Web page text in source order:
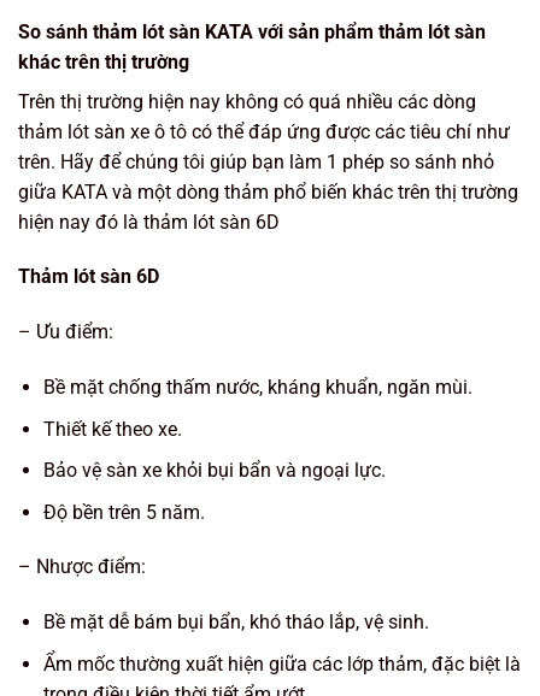
So sánh thảm lót sàn KATA với sản phẩm thảm lót sàn
khác trên thị trường
Trên thị trường hiện nay không có quá nhiều các dòng
thảm lót sàn xe ô tô có thể đáp ứng được các tiêu chí như
trên. Hãy để chúng tôi giúp bạn làm 1 phép so sánh nhỏ
giữa KATA và một dòng thảm phổ biến khác trên thị trường
hiện nay đó là thảm lót sàn 6D
Thảm lót sàn 6D
– Ưu điểm:
Bề mặt chống thấm nước, kháng khuẩn, ngăn mùi.
Thiết kế theo xe.
Bảo vệ sàn xe khỏi bụi bẩn và ngoại lực.
Độ bền trên 5 năm.
– Nhược điểm:
Bề mặt dễ bám bụi bẩn, khó tháo lắp, vệ sinh.
Ẩm mốc thường xuất hiện giữa các lớp thảm, đặc biệt là